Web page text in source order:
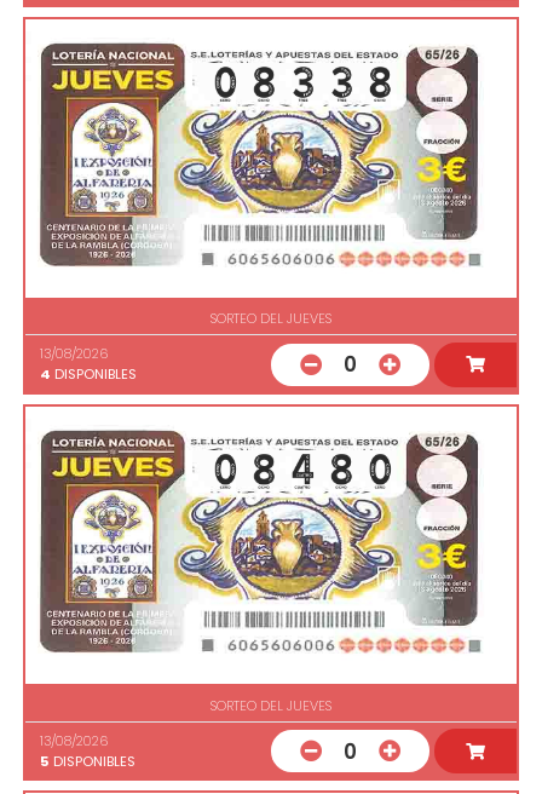
SORTEO DEL JUEVES
13/08/2026
4 DISPONIBLES 0
SORTEO DEL JUEVES
13/08/2026
5 DISPONIBLES 0